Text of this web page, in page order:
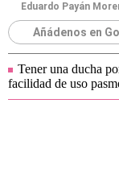
Eduardo Payán
Añádenos en
Tener una ducha
facilidad de uso